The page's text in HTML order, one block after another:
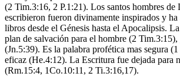
(2 Tim.3:16, 2 P.1:21). Los santos hombres de
escribieron fueron divinamente inspirados y
libros desde el Génesis hasta el Apocalipsis.
plan de salvación para el hombre (2 Tim.3:15),
(Jn.5:39). Es la palabra profética mas segura
eficaz (He.4:12). La Escritura fue dejada para
(Rm.15:4, 1Co.10:11, 2 Ti.3:16,17).